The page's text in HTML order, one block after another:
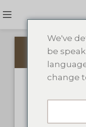
PRIDĖTI TEKSTĄ
We've
be
change